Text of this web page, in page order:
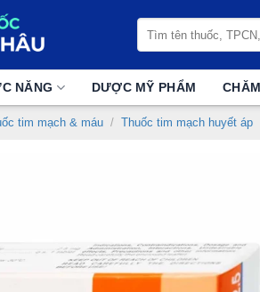
kiếm:
NĂNG DƯỢC MỸ PHẨM
tim mạch & máu / Thuốc tim mạch huyết áp